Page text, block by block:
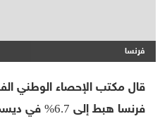
فرنسا
قال مكتب الإحصاء الوطني